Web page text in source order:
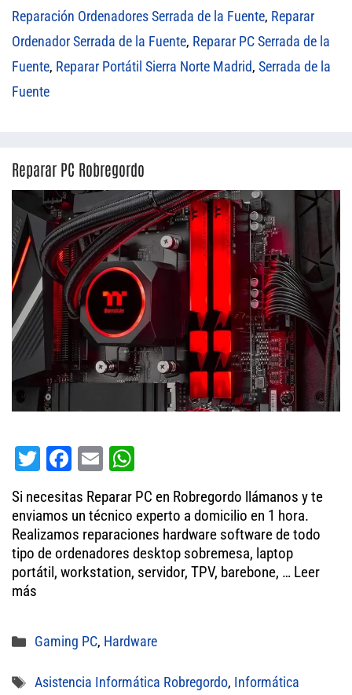
Reparación Ordenadores Serrada de la Fuente, Reparar
Ordenador Serrada de la Fuente, Reparar PC Serrada de la
Fuente, Reparar Portátil Sierra Norte Madrid, Serrada de la
Fuente
Reparar PC Robregordo
T
tt
er
Fa
ce
bo
ok
E
ail
ha
ts
A
pp
Si necesitas Reparar PC en Robregordo llámanos y te
enviamos un técnico experto a domicilio en 1 hora.
Realizamos reparaciones hardware software de todo
tipo de ordenadores desktop sobremesa, laptop
portátil, workstation, servidor, TPV, barebone, … Leer
más
Categorías
Gaming PC, Hardware
Etiquetas
Asistencia Informática Robregordo, Informática